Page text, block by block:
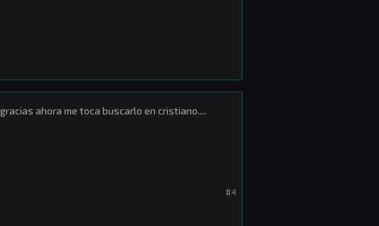
gracias ahora me toca buscarlo en cristiano....
#4